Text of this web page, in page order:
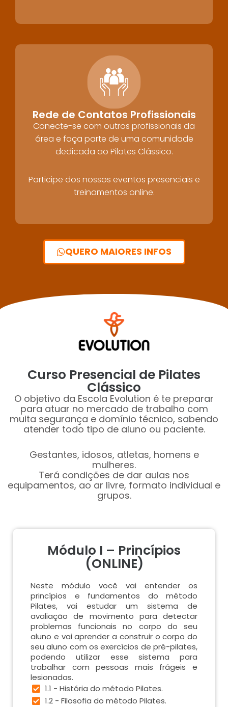
Rede de Contatos Profissionais
Conecte-se com outros profissionais da
área e faça parte de uma comunidade
dedicada ao Pilates Clássico.
Participe dos nossos eventos presenciais e
treinamentos online.
QUERO MAIORES INFOS
Curso Presencial de Pilates
Clássico
O objetivo da Escola Evolution é te preparar
para atuar no mercado de trabalho com
muita segurança e domínio técnico, sabendo
atender todo tipo de aluno ou paciente.
Gestantes, idosos, atletas, homens e
mulheres.
Terá condições de dar aulas nos
equipamentos, ao ar livre, formato individual e
grupos.
Módulo I – Princípios
(ONLINE)
Neste módulo você vai entender os
princípios e fundamentos do método
Pilates, vai estudar um sistema de
avaliação de movimento para detectar
problemas funcionais no corpo do seu
aluno e vai aprender a construir o corpo do
seu aluno com os exercícios de pré-pilates,
podendo utilizar esse sistema para
trabalhar com pessoas mais frágeis e
lesionadas.
1.1 - História do método Pilates.
1.2 - Filosofia do método Pilates.